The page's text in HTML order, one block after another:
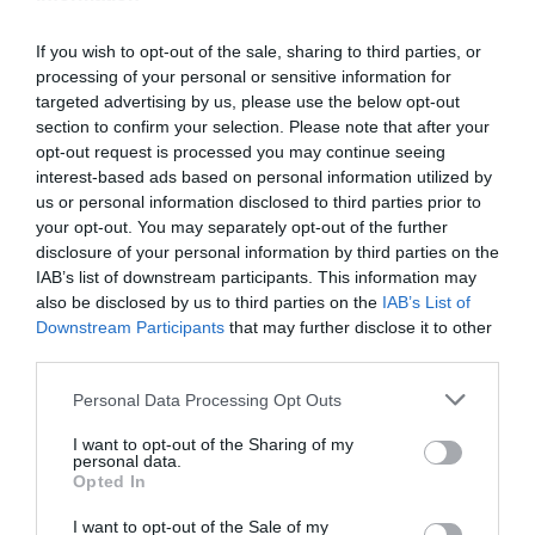
If you wish to opt-out of the sale, sharing to third parties, or
processing of your personal or sensitive information for
targeted advertising by us, please use the below opt-out
section to confirm your selection. Please note that after your
opt-out request is processed you may continue seeing
interest-based ads based on personal information utilized by
us or personal information disclosed to third parties prior to
your opt-out. You may separately opt-out of the further
disclosure of your personal information by third parties on the
IAB’s list of downstream participants. This information may
also be disclosed by us to third parties on the IAB’s List of
Downstream Participants that may further disclose it to other
Personal Data Processing Opt Outs
I want to opt-out of the Sharing of my
personal data.
Opted In
I want to opt-out of the Sale of my
επιτυχία στη διοργάνωση.
Ο Μπάμπης Βακαλόπουλος ανέφερε ότι στα φετινά
Παπαφλέσσεια θα πάρουν μέρος γύρω στους 100
αθλητές, 50 ξένοι, 50 Έλληνες, που θα ήταν
περισσότεροι αν δεν συνέπιπταν πολλά μιτινγκ μαζί,
ενώ αναφέρθηκε αναλυτικά στους συμμετέχοντες που
ξεχωρίζουν, εκφράζοντας τη βεβαιότητα ότι θα
καταγραφούν κι αυτή τη φορά υψηλές επιδόσεις.
Η τεχνική διευθύντρια Ελίνα Χαντζή, ευχαρίστησε
ιδιαίτερα τους εθελοντές, ενώ επισήμανε τη
αθλητριών που έχουν την ευκαιρία να κερδίσουν
μοναδικές εμπειρίες.